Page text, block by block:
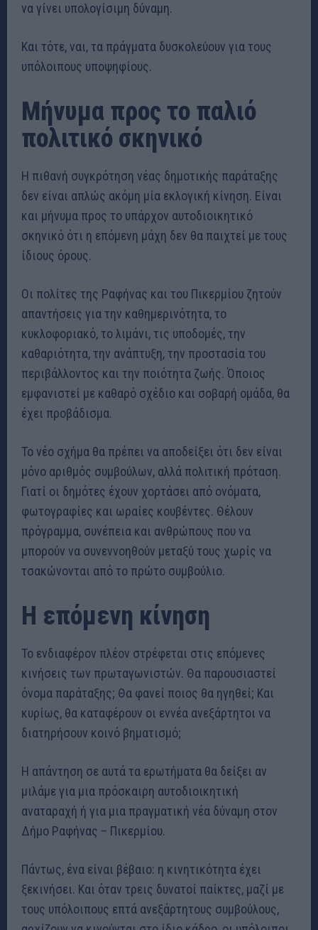
να γίνει υπολογίσιμη δύναμη.
Και τότε, ναι, τα πράγματα δυσκολεύουν για τους
υπόλοιπους υποψηφίους.
Μήνυμα προς το παλιό
πολιτικό σκηνικό
Η πιθανή συγκρότηση νέας δημοτικής παράταξης
δεν είναι απλώς ακόμη μία εκλογική κίνηση. Είναι
και μήνυμα προς το υπάρχον αυτοδιοικητικό
σκηνικό ότι η επόμενη μάχη δεν θα παιχτεί με τους
ίδιους όρους.
Οι πολίτες της Ραφήνας και του Πικερμίου ζητούν
απαντήσεις για την καθημερινότητα, το
κυκλοφοριακό, το λιμάνι, τις υποδομές, την
καθαριότητα, την ανάπτυξη, την προστασία του
περιβάλλοντος και την ποιότητα ζωής. Όποιος
εμφανιστεί με καθαρό σχέδιο και σοβαρή ομάδα, θα
έχει προβάδισμα.
Το νέο σχήμα θα πρέπει να αποδείξει ότι δεν είναι
μόνο αριθμός συμβούλων, αλλά πολιτική πρόταση.
Γιατί οι δημότες έχουν χορτάσει από ονόματα,
φωτογραφίες και ωραίες κουβέντες. Θέλουν
πρόγραμμα, συνέπεια και ανθρώπους που να
μπορούν να συνεννοηθούν μεταξύ τους χωρίς να
τσακώνονται από το πρώτο συμβούλιο.
Η επόμενη κίνηση
Το ενδιαφέρον πλέον στρέφεται στις επόμενες
κινήσεις των πρωταγωνιστών. Θα παρουσιαστεί
όνομα παράταξης; Θα φανεί ποιος θα ηγηθεί; Και
κυρίως, θα καταφέρουν οι εννέα ανεξάρτητοι να
διατηρήσουν κοινό βηματισμό;
Η απάντηση σε αυτά τα ερωτήματα θα δείξει αν
μιλάμε για μια πρόσκαιρη αυτοδιοικητική
αναταραχή ή για μια πραγματική νέα δύναμη στον
Δήμο Ραφήνας – Πικερμίου.
Πάντως, ένα είναι βέβαιο: η κινητικότητα έχει
ξεκινήσει. Και όταν τρεις δυνατοί παίκτες, μαζί με
τους υπόλοιπους επτά ανεξάρτητους συμβούλους,